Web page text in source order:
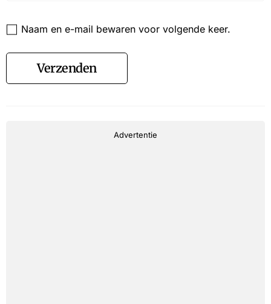
Naam en e-mail bewaren voor volgende keer.
Verzenden
Advertentie